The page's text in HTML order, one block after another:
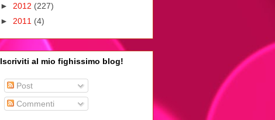
► 2012 (227)
► 2011 (4)
Iscriviti al mio fighissimo blog!
Post
Commenti